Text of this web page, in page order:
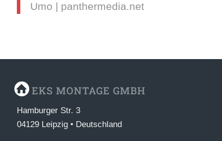
Umo | panthermedia.net
EKS MONTAGE GMBH
Hamburger Str. 3
04129 Leipzig • Deutschland